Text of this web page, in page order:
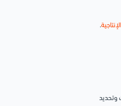
الإنتاجية.
وتحديد